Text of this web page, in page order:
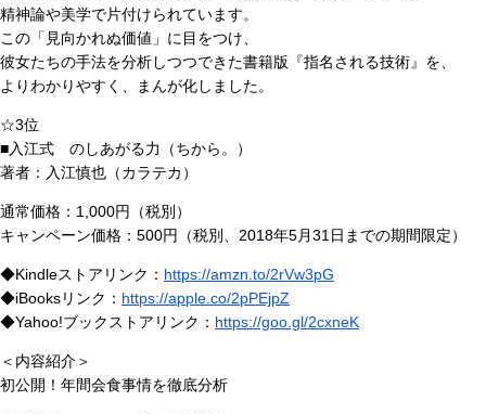
精神論や美学で片付けられています。
この「見向かれぬ価値」に目をつけ、
彼女たちの手法を分析しつつできた書籍版『指名される技術』を、
よりわかりやすく、まんが化しました。
☆3位
■入江式 のしあがる力（ちから。）
著者：入江慎也（カラテカ）
通常価格：1,000円（税別）
キャンペーン価格：500円（税別、2018年5月31日までの期間限定）
◆Kindleストアリンク： https://amzn.to/2rVw3pG
◆iBooksリンク： https://apple.co/2pPEjpZ
◆Yahoo!ブックストアリンク： https://goo.gl/2cxneK
＜内容紹介＞
初公開！年間会食事情を徹底分析